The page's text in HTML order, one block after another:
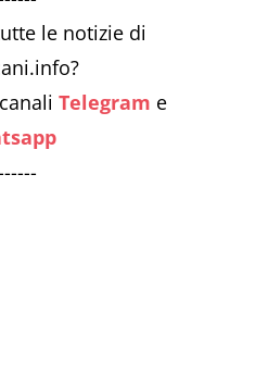
le notizie di
Telegram e